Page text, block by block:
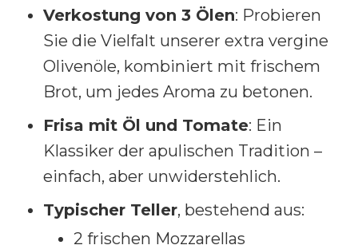
Verkostung von 3 Ölen: Probieren
Sie die Vielfalt unserer extra vergine
Olivenöle, kombiniert mit frischem
Brot, um jedes Aroma zu betonen.
Frisa mit Öl und Tomate: Ein
Klassiker der apulischen Tradition –
einfach, aber unwiderstehlich.
Typischer Teller, bestehend aus:
2 frischen Mozzarellas